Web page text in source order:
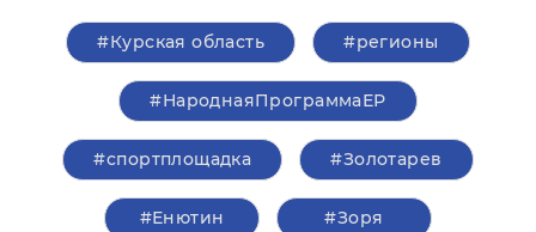
#Курская область #регионы
#НароднаяПрограммаЕР
#спортплощадка #Золотарев
#Енютин #Зоря